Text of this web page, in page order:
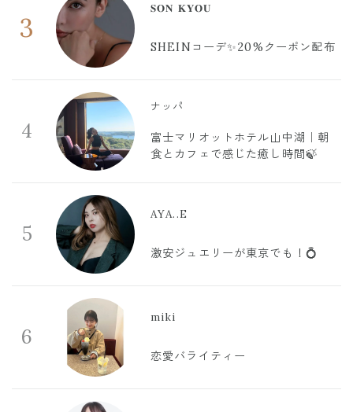
3
𝐒𝐎𝐍 𝐊𝐘𝐎𝐔
SHEINコーデ✨20%クーポン配布
4
ナッパ
富士マリオットホテル山中湖｜朝
食とカフェで感じた癒し時間🍃
5
AYA..E
激安ジュエリーが東京でも！💍
6
miki
恋愛バライティー